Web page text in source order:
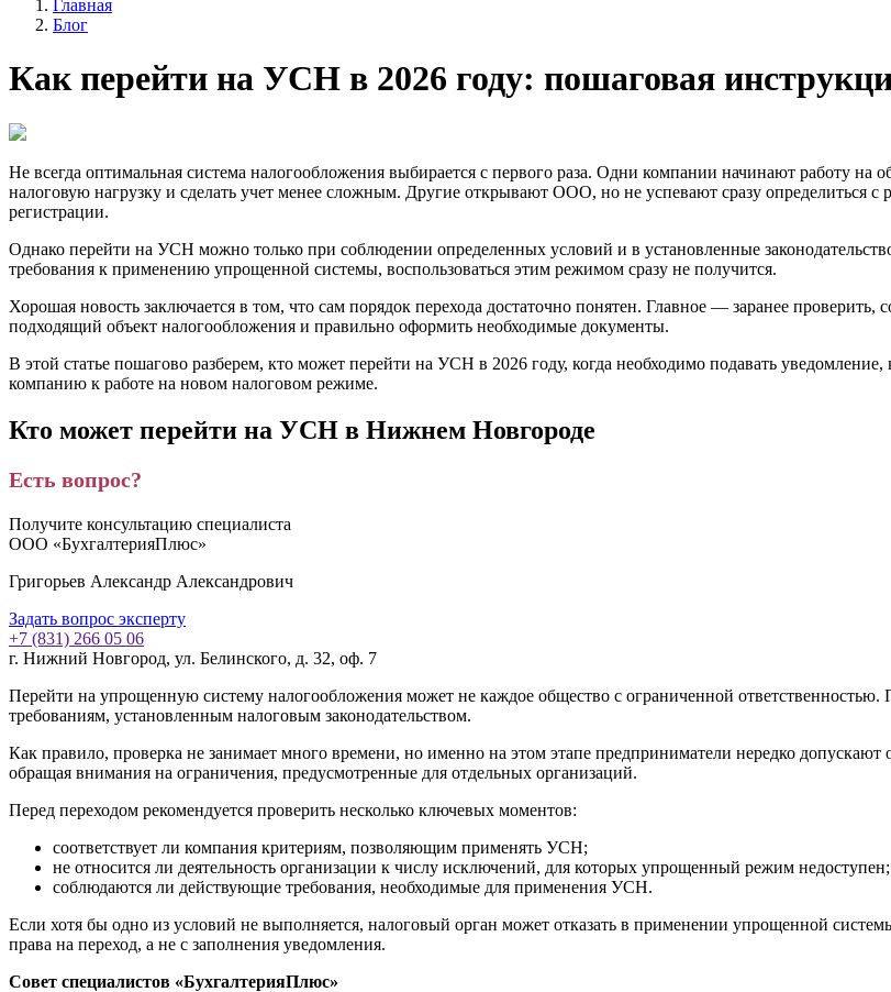
Главная
Блог
Как перейти на УСН в 2026 году: пошаговая
Не всегда оптимальная система налогообложения выбирается с первого раза. Одни компании начинают работу
налоговую нагрузку и сделать учет менее сложным. Другие открывают ООО, но не успевают сразу определиться
регистрации.
Однако перейти на УСН можно только при соблюдении определенных условий и в установленные
требования к применению упрощенной системы, воспользоваться этим режимом сразу не получится.
Хорошая новость заключается в том, что сам порядок перехода достаточно понятен. Главное — заранее
подходящий объект налогообложения и правильно оформить необходимые документы.
В этой статье пошагово разберем, кто может перейти на УСН в 2026 году, когда необходимо подавать
компанию к работе на новом налоговом режиме.
Кто может перейти на УСН в Нижнем Новгороде
Есть вопрос?
Получите консультацию специалиста
ООО «БухгалтерияПлюс»
Григорьев Александр Александрович
Задать вопрос эксперту
+7 (831) 266 05 06
г. Нижний Новгород, ул. Белинского, д. 32, оф. 7
Перейти на упрощенную систему налогообложения может не каждое общество с ограниченной ответственностью.
требованиям, установленным налоговым законодательством.
Как правило, проверка не занимает много времени, но именно на этом этапе предприниматели нередко
обращая внимания на ограничения, предусмотренные для отдельных организаций.
Перед переходом рекомендуется проверить несколько ключевых моментов:
соответствует ли компания критериям, позволяющим применять УСН;
не относится ли деятельность организации к числу исключений, для которых упрощенный режим недоступен;
соблюдаются ли действующие требования, необходимые для применения УСН.
Если хотя бы одно из условий не выполняется, налоговый орган может отказать в применении упрощенной
права на переход, а не с заполнения уведомления.
Совет специалистов «БухгалтерияПлюс»